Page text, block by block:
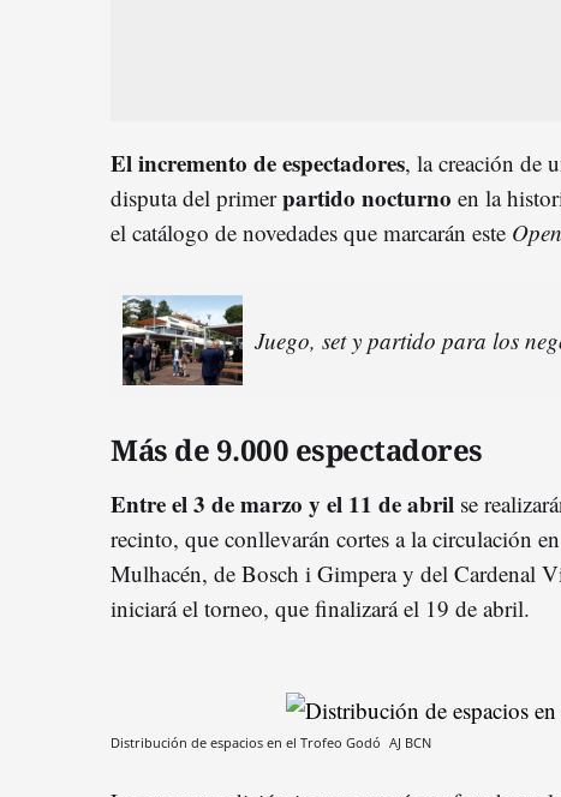
El incremento de espectadores, la creación de
disputa del primerpartido nocturno en la
el catálogo de novedades que marcarán este Open
Juego, set y partido para los
Más de 9.000 espectadores
Entre el 3 de marzo y el 11 de abril se
recinto, que conllevarán cortes a la circulación
Mulhacén, de Bosch i Gimpera y del Cardenal
iniciará el torneo, que finalizará el 19 de abril.
Distribución de espacios en el Trofeo Godó AJ BCN